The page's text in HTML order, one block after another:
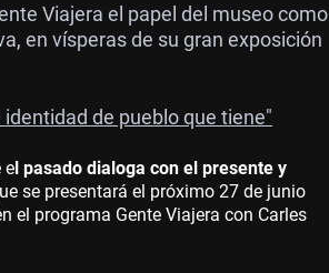
Viajera el papel del museo como
en vísperas de su gran exposición
de pueblo que tiene"
el pasado dialoga con el presente y
se presentará el próximo 27 de junio
el programa Gente Viajera con Carles